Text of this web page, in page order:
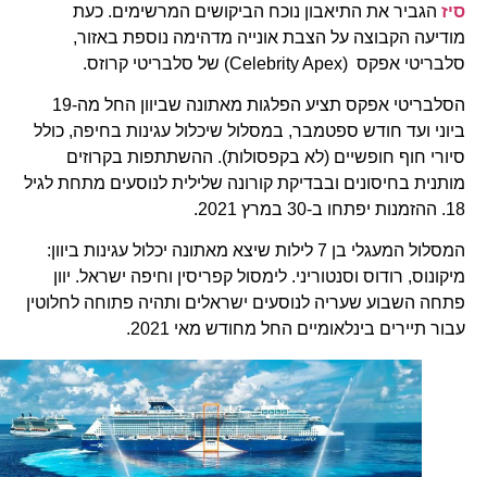
סיזהגביר את התיאבון נוכח הביקושים המרשימים. כעת
מודיעה הקבוצה על הצבת אונייה מדהימה נוספת באזור,
סלבריטי אפקס (Celebrity Apex) של סלבריטי קרוזס.
הסלבריטי אפקס תציע הפלגות מאתונה שביוון החל מה-19
ביוני ועד חודש ספטמבר, במסלול שיכלול עגינות בחיפה, כולל
סיורי חוף חופשיים (לא בקפסולות). ההשתתפות בקרוזים
מותנית בחיסונים ובבדיקת קורונה שלילית לנוסעים מתחת לגיל
המסלול המעגלי בן 7 לילות שיצא מאתונה יכלול עגינות ביוון:
מיקונוס, רודוס וסנטוריני. לימסול קפריסין וחיפה ישראל. יוון
פתחה השבוע שעריה לנוסעים ישראלים ותהיה פתוחה לחלוטין
עבור תיירים בינלאומיים החל מחודש מאי 2021.